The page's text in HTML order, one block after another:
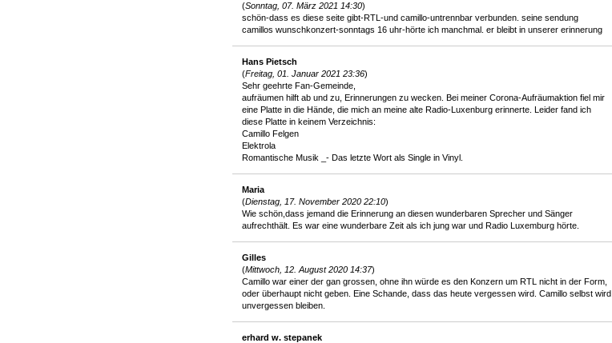
(Sonntag, 07. März 2021 14:30)
schön-dass es diese seite gibt-RTL-und camillo-untrennbar verbunden. seine sendung
camillos wunschkonzert-sonntags 16 uhr-hörte ich manchmal. er bleibt in unserer erinnerung
Hans Pietsch
(Freitag, 01. Januar 2021 23:36)
Sehr geehrte Fan-Gemeinde,
aufräumen hilft ab und zu, Erinnerungen zu wecken. Bei meiner Corona-Aufräumaktion fiel mir
eine Platte in die Hände, die mich an meine alte Radio-Luxenburg erinnerte. Leider fand ich
diese Platte in keinem Verzeichnis:
Camillo Felgen
Elektrola
Romantische Musik _- Das letzte Wort als Single in Vinyl.
Maria
(Dienstag, 17. November 2020 22:10)
Wie schön,dass jemand die Erinnerung an diesen wunderbaren Sprecher und Sänger
aufrechthält. Es war eine wunderbare Zeit als ich jung war und Radio Luxemburg hörte.
Gilles
(Mittwoch, 12. August 2020 14:37)
Camillo war einer der gan grossen, ohne ihn würde es den Konzern um RTL nicht in der Form,
oder überhaupt nicht geben. Eine Schande, dass das heute vergessen wird. Camillo selbst wird
unvergessen bleiben.
erhard w. stepanek